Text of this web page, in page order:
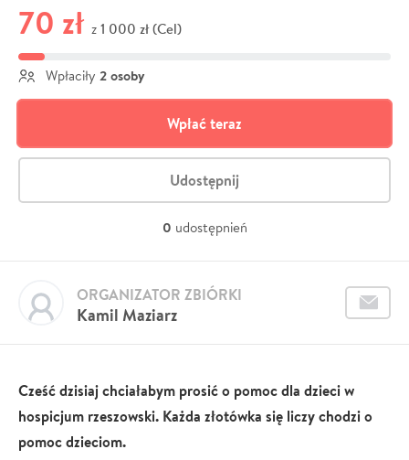
70 zł z 1 000 zł (Cel)
Wpłaciły 2 osoby
Wpłać teraz
Udostępnij
0 udostępnień
Kamil Maziarz
ORGANIZATOR ZBIÓRKI
Cześć dzisiaj chciałabym prosić o pomoc dla dzieci w
hospicjum rzeszowski. Każda złotówka się liczy chodzi o
pomoc dzieciom.